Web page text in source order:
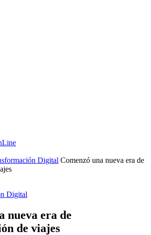
Digital Comenzó una nueva era de
Digital
nueva era de
de viajes